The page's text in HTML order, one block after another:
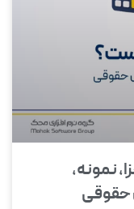
نمونه،
حقوقی